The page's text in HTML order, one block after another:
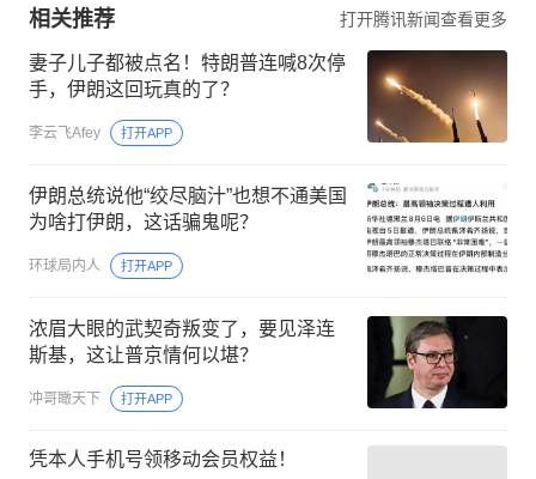
相关推荐 打开腾讯新闻查看更多
妻子儿子都被点名！特朗普连喊8次停
手，伊朗这回玩真的了？
李云飞Afey 打开APP
伊朗总统说他“绞尽脑汁”也想不通美国
为啥打伊朗，这话骗鬼呢？
环球局内人 打开APP
浓眉大眼的武契奇叛变了，要见泽连
斯基，这让普京情何以堪？
冲哥瞰天下 打开APP
凭本人手机号领移动会员权益！